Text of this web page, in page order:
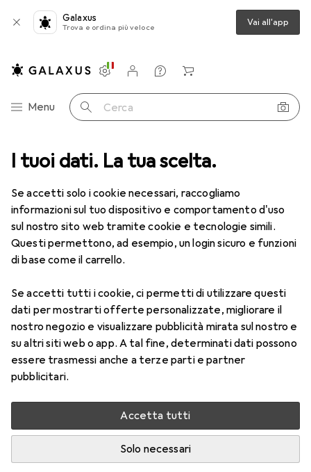
I tuoi dati. La tua scelta.
Se accetti solo i cookie necessari, raccogliamo
informazioni sul tuo dispositivo e comportamento d'uso
sul nostro sito web tramite cookie e tecnologie simili.
Questi permettono, ad esempio, un login sicuro e funzioni
di base come il carrello.
Se accetti tutti i cookie, ci permetti di utilizzare questi
dati per mostrarti offerte personalizzate, migliorare il
nostro negozio e visualizzare pubblicità mirata sul nostro e
su altri siti web o app. A tal fine, determinati dati possono
essere trasmessi anche a terze parti e partner
pubblicitari.
Accetta tutti
Solo necessari
Galaxus
Trova e ordina più veloce Vai all'app
Categoria Navigazione
Menu Cerca
Impostazioni
Conto cliente
Liste di confronto
Liste dei desideri
Carrello
Lenti a contatto Air Optix plus HydraGlyde for Astigmatism
1 Immagine
Air Optix plus HydraGlyde for
+2.25, Obiettivo mensile, 6 pz., Torico
Prezzo in EUR IVA incl.
EUR
55,82 EUR
9,31/1pz.
Consegna tra lun, 17/8 e mer, 19/8
Più di 10 pezzi in stock presso il fornitore